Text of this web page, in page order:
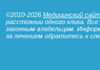
©2010-2026 Медицинский
расстоянии одного клика.
законным владельцам.
за лечением обратитесь к